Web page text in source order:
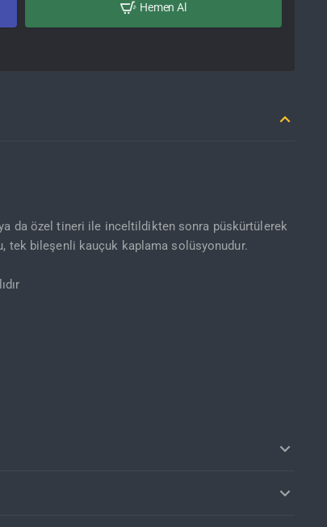
Hemen Al
ya da özel tineri ile inceltildikten sonra püskürtülerek
tek bileşenli kauçuk kaplama solüsyonudur.